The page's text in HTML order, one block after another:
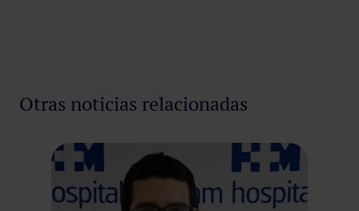
Otras noticias relacionadas